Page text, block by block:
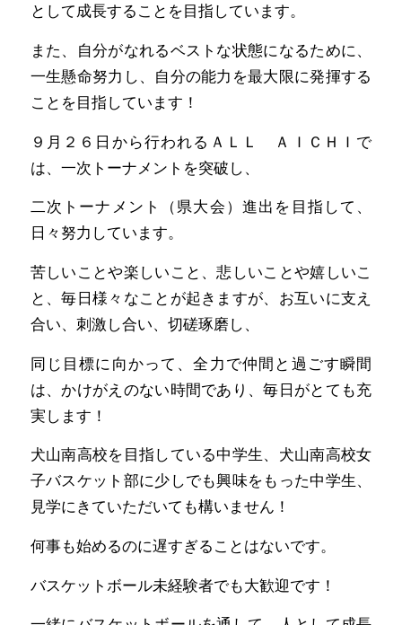
として成長することを目指しています。
また、自分がなれるベストな状態になるために、
一生懸命努力し、自分の能力を最大限に発揮する
ことを目指しています！
９月２６日から行われるＡＬＬ ＡＩＣＨＩで
は、一次トーナメントを突破し、
二次トーナメント（県大会）進出を目指して、
日々努力しています。
苦しいことや楽しいこと、悲しいことや嬉しいこ
と、毎日様々なことが起きますが、お互いに支え
合い、刺激し合い、切磋琢磨し、
同じ目標に向かって、全力で仲間と過ごす瞬間
は、かけがえのない時間であり、毎日がとても充
実します！
犬山南高校を目指している中学生、犬山南高校女
子バスケット部に少しでも興味をもった中学生、
見学にきていただいても構いません！
何事も始めるのに遅すぎることはないです。
バスケットボール未経験者でも大歓迎です！